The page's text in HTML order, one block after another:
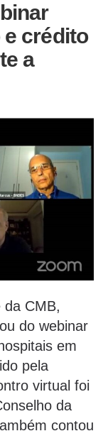
crédito
a
da CMB,
do webinar
em
pela
virtual foi
da
contou